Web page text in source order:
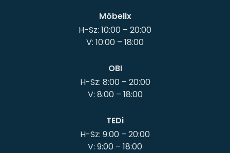
Möbelix
H-Sz: 10:00 – 20:00
OBI
H-Sz: 8:00 – 20:00
V: 8:00 – 18:00
TEDi
H-Sz: 9:00 – 20:00